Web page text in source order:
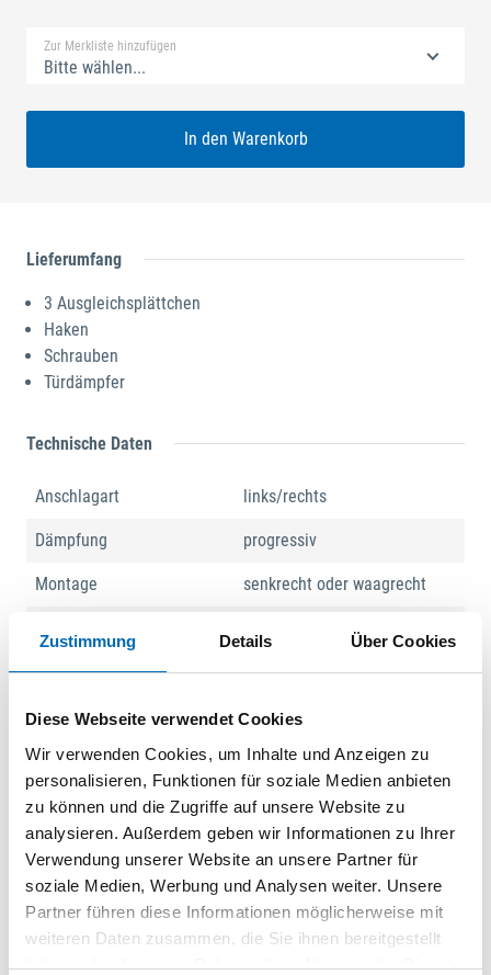
Zustimmung Details Über Cookies
Diese Webseite verwendet Cookies
Wir verwenden Cookies, um Inhalte und Anzeigen zu
personalisieren, Funktionen für soziale Medien anbieten
zu können und die Zugriffe auf unsere Website zu
analysieren. Außerdem geben wir Informationen zu Ihrer
Verwendung unserer Website an unsere Partner für
soziale Medien, Werbung und Analysen weiter. Unsere
Partner führen diese Informationen möglicherweise mit
weiteren Daten zusammen, die Sie ihnen bereitgestellt
haben oder die sie im Rahmen Ihrer Nutzung der Dienste
Zur Merkliste hinzufügen
Bitte wählen...
In den Warenkorb
Lieferumfang
3 Ausgleichsplättchen
Haken
Schrauben
Türdämpfer
Technische Daten
Anschlagart links/rechts
Dämpfung progressiv
Montage senkrecht oder waagrecht
Schließgeschwindigkeit einstellbar
Schließkraft 50 N
Produktart Türdämpfer
Dokumente
01 | Hauptkatalog 2019/21